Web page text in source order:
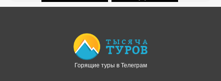
Горящие туры в Телеграм